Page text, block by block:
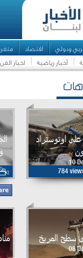
ودولي اقتصاد
أخبار رياضية اخبار
اوتوستراد
10
784
سطح المريخ
08